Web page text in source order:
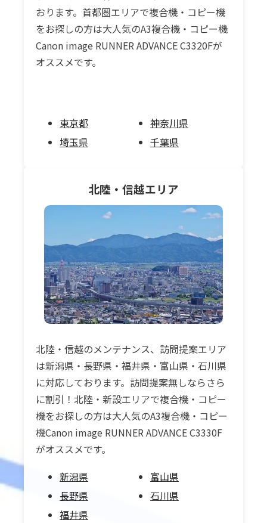
おります。首都圏エリアで複合機・コピー機
をお探しの方は大人気のA3複合機・コピー機
Canon image RUNNER ADVANCE C3320Fが
オススメです。
東京都
埼玉県
神奈川県
千葉県
北陸・信越エリア
北陸・信越のメンテナンス、訪問提案エリア
は新潟県・長野県・福井県・富山県・石川県
に対応しております。訪問提案無しならさら
に割引！北陸・新設エリアで複合機・コピー
機をお探しの方は大人気のA3複合機・コピー
機Canon image RUNNER ADVANCE C3330F
がオススメです。
新潟県
長野県
福井県
富山県
石川県